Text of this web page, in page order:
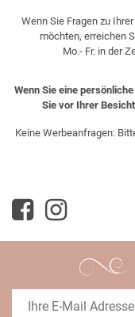
Wenn Sie Fragen zu
möchten, erreichen
Mo.- Fr. in der
Wenn Sie eine
Sie vor Ihrer
Keine Werbeanfragen: